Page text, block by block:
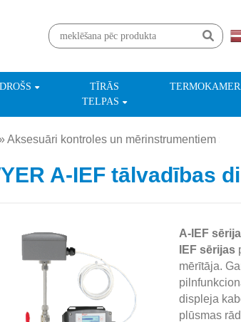
TĪRĀS
TELPAS
Aksesuāri kontroles un mērinstrumentiem
A-IEF tālvadības
A-IEF
IEF sērijas
mērītāja.
displeja
plūsmas